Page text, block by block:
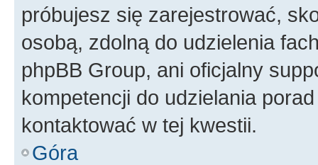
próbujesz się zarejestrować,
osobą, zdolną do udzielenia
phpBB Group, ani oficjalny
kompetencji do udzielania
kontaktować w tej kwestii.
Góra